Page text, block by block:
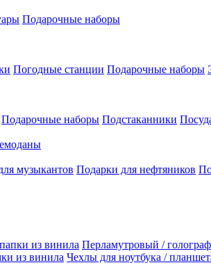
Подарочные наборы
Погодные станции Подарочные наборы
Подарочные наборы Подстаканники
музыкантов Подарки для нефтяников
из винила Перламутровый /
из винила Чехлы для ноутбука /